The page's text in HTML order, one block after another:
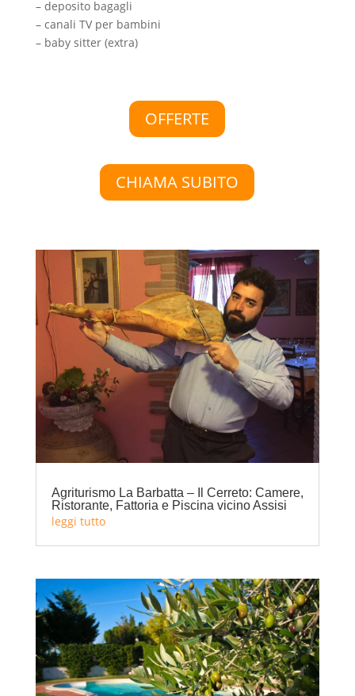
– deposito bagagli
– canali TV per bambini
– baby sitter (extra)
OFFERTE
CHIAMA SUBITO
Agriturismo La Barbatta – Il Cerreto: Camere,
Ristorante, Fattoria e Piscina vicino Assisi
leggi tutto